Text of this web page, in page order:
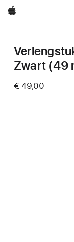
Apple
Zwart (49
€ 49,00